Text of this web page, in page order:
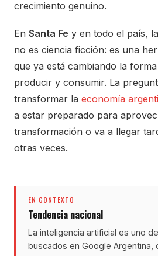
crecimiento genuino.
En Santa Fe y en todo el país,
no es ciencia ficción: es una
que ya está cambiando la
producir y consumir. La
transformar la economía
a estar preparado para
transformación o va a llegar
otras veces.
EN CONTEXTO
Tendencia nacional
La inteligencia artificial es uno
buscados en Google Argentina,